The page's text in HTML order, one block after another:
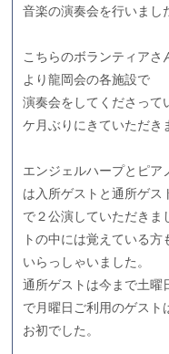
音楽の演奏会を行いまし
こちらのボランティアさ
より龍岡会の各施設で
演奏会をしてくださって
ケ月ぶりにきていただき
エンジェルハープとピア
は入所ゲストと通所ゲス
で２公演していただきま
トの中には覚えている方
いらっしゃいました。
通所ゲストは今まで土曜
で月曜日ご利用のゲスト
お初でした。